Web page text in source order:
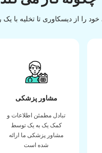
مشاور پزشکی
تبادل مطمئن اطلاعات و
کمک یک به یک توسط
مشاور پزشکی ما ارائه
شده است